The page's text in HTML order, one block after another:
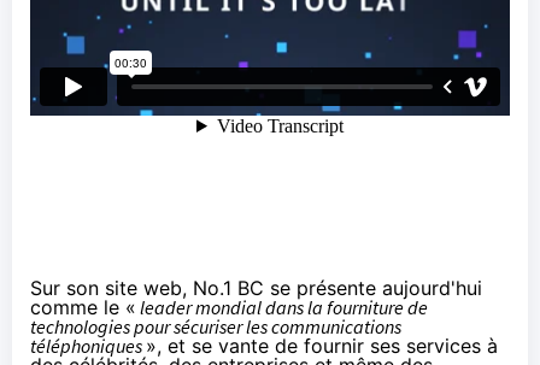
Sur son site web, No.1 BC se présente aujourd'hui
comme le « leader mondial dans la fourniture de
technologies pour sécuriser les communications
téléphoniques », et se vante de fournir ses services à